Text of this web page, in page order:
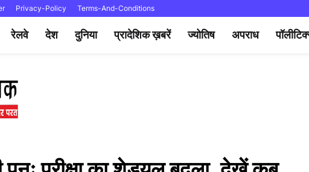
Privacy-Policy Terms-And-Conditions
रेलवे देश दुनिया प्रादेशिक ख़बरें ज्योतिष अपराध